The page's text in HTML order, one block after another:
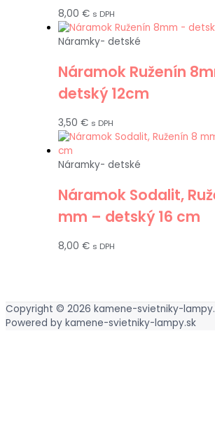
8,00 € s DPH
Náramky- detské
Náramok Ruženín
detský 12cm
3,50 € s DPH
Náramky- detské
Náramok Sodalit,
mm – detský 16 cm
8,00 € s DPH
Copyright © 2026 kamene-svietniky-
Powered by kamene-svietniky-lampy.sk